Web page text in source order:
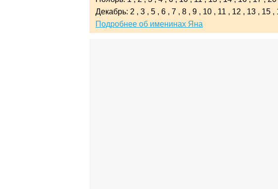
Декабрь: 2 , 3 , 5 , 6 , 7 , 8 , 9 , 10 , 11 , 12 , 13 , 15 ,
Подробнее об именинах Яна